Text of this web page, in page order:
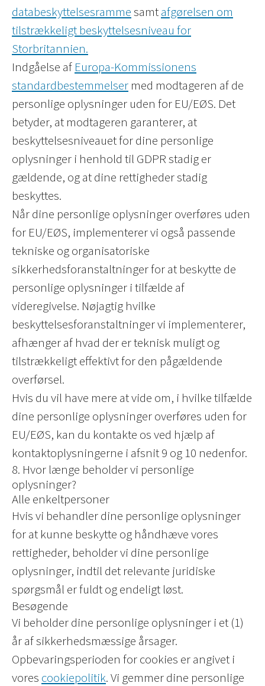
databeskyttelsesrammesamtafgørelsen om
tilstrækkeligt beskyttelsesniveau for
Storbritannien.
Indgåelse af Europa-Kommissionens
standardbestemmelser med modtageren af de
personlige oplysninger uden for EU/EØS. Det
betyder, at modtageren garanterer, at
beskyttelsesniveauet for dine personlige
oplysninger i henhold til GDPR stadig er
gældende, og at dine rettigheder stadig
beskyttes.
Når dine personlige oplysninger overføres uden
for EU/EØS, implementerer vi også passende
tekniske og organisatoriske
sikkerhedsforanstaltninger for at beskytte de
personlige oplysninger i tilfælde af
videregivelse. Nøjagtig hvilke
beskyttelsesforanstaltninger vi implementerer,
afhænger af hvad der er teknisk muligt og
tilstrækkeligt effektivt for den pågældende
overførsel.
Hvis du vil have mere at vide om, i hvilke tilfælde
dine personlige oplysninger overføres uden for
EU/EØS, kan du kontakte os ved hjælp af
kontaktoplysningerne i afsnit 9 og 10 nedenfor.
8. Hvor længe beholder vi personlige
oplysninger?
Alle enkeltpersoner
Hvis vi behandler dine personlige oplysninger
for at kunne beskytte og håndhæve vores
rettigheder, beholder vi dine personlige
oplysninger, indtil det relevante juridiske
spørgsmål er fuldt og endeligt løst.
Besøgende
Vi beholder dine personlige oplysninger i et (1)
år af sikkerhedsmæssige årsager.
Opbevaringsperioden for cookies er angivet i
vores cookiepolitik. Vi gemmer dine personlige